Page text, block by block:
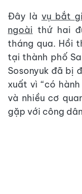
Đây là vụ bắt
ngoài thứ hai
tháng qua. Hồi
tại thành phố
Sosonyuk đã bị
xuất vì “có
và nhiều cơ
gặp với công